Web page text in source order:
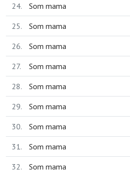
24. Som mama
25. Som mama
26. Som mama
27. Som mama
28. Som mama
29. Som mama
30. Som mama
31. Som mama
32. Som mama